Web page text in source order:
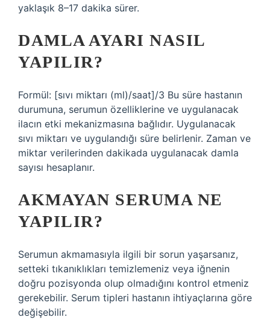
yaklaşık 8–17 dakika sürer.
DAMLA AYARI NASIL
YAPILIR?
Formül: [sıvı miktarı (ml)/saat]/3 Bu süre hastanın
durumuna, serumun özelliklerine ve uygulanacak
ilacın etki mekanizmasına bağlıdır. Uygulanacak
sıvı miktarı ve uygulandığı süre belirlenir. Zaman ve
miktar verilerinden dakikada uygulanacak damla
sayısı hesaplanır.
AKMAYAN SERUMA NE
YAPILIR?
Serumun akmamasıyla ilgili bir sorun yaşarsanız,
setteki tıkanıklıkları temizlemeniz veya iğnenin
doğru pozisyonda olup olmadığını kontrol etmeniz
gerekebilir. Serum tipleri hastanın ihtiyaçlarına göre
değişebilir.